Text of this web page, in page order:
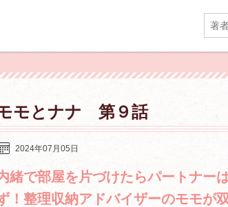
モとナナ 第９話
2024年07月05日
緒で部屋を片づけたらパートナー
！整理収納アドバイザーのモモが